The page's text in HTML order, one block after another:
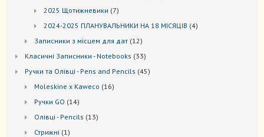
2025 Щотижневики 77
2024-2025 ПЛАНУВАЛЬНИКИ НА 18 МІСЯЦІВ 44
Записники з місцем для дат 1212
Kласичні Записники - Notebooks 3333
Ручки та Олівці - Pens and Pencils 4545
Moleskine x Kaweco 1616
Ручки GO 1414
Oлівці - Pencils 1313
Стрижні 1 1